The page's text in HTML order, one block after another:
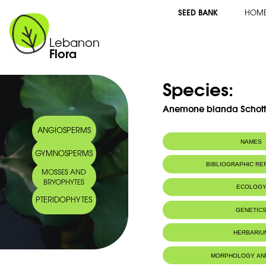
Lebanon
Flora
SEED BANK
ANGIOSPERMS
GYMNOSPERMS
MOSSES AND
BRYOPHYTES
PTERIDOPHYTES
Species:
Anemone blanda
NAMES
Common name: Anémone
Arabic name: شقَار فتَان
BIBLIOGRAPHIC
ECOLOGY
The east
Habitat : Terrains
EMR32.12 pg/
MORPHOLOGY